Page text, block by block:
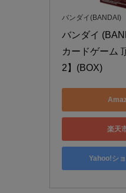
バンダイ(BANDAI)
バンダイ
カードゲーム
2】(BOX)
楽天
Yahoo!シ